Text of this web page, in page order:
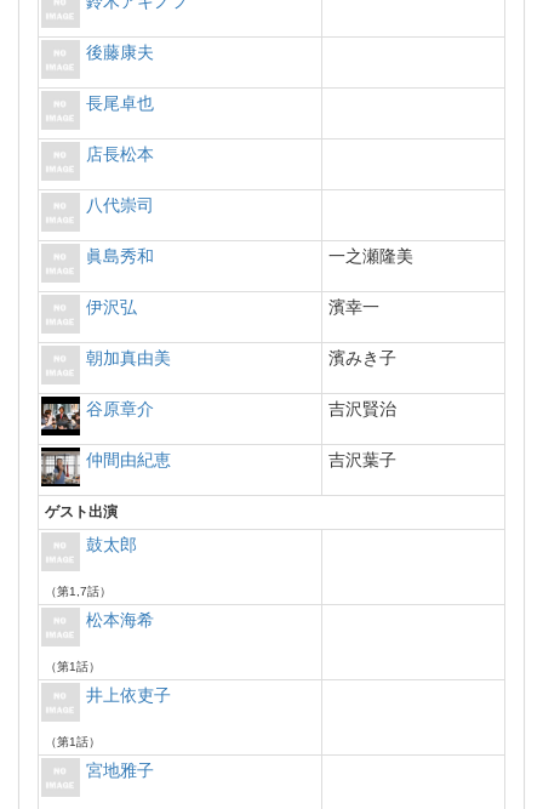
後藤康夫
長尾卓也
店長松本
八代崇司
眞島秀和 一之瀬隆美
伊沢弘 濱幸一
朝加真由美 濱みき子
谷原章介 吉沢賢治
仲間由紀恵 吉沢葉子
ゲスト出演
鼓太郎
（第1,7話）
松本海希
（第1話）
井上依吏子
（第1話）
宮地雅子